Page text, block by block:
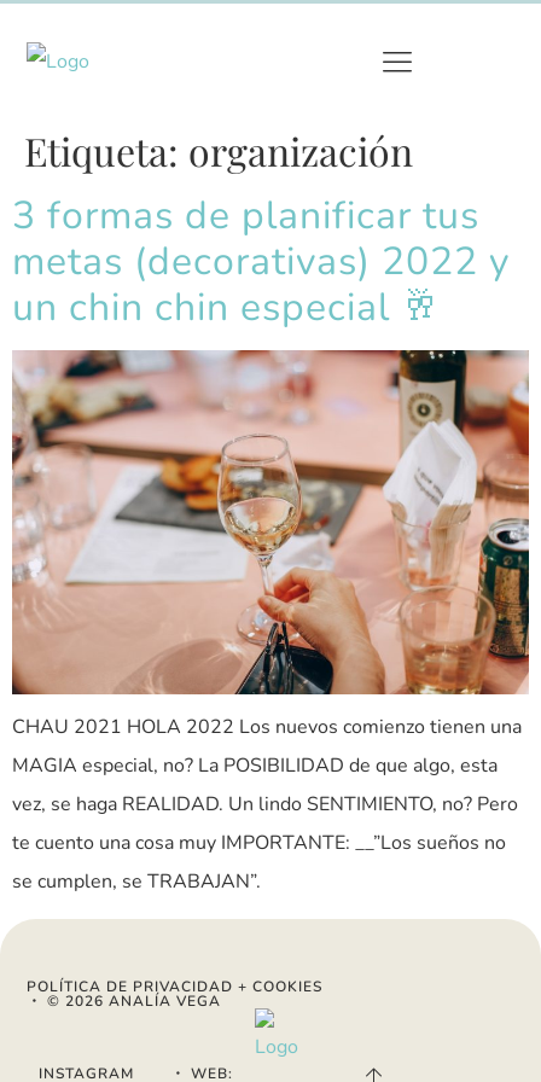
Etiqueta: organización
3 formas de planificar tus
metas (decorativas) 2022 y
un chin chin especial 🥂
CHAU 2021 HOLA 2022 Los nuevos comienzo tienen una
MAGIA especial, no? La POSIBILIDAD de que algo, esta
vez, se haga REALIDAD. Un lindo SENTIMIENTO, no? Pero
te cuento una cosa muy IMPORTANTE: __”Los sueños no
se cumplen, se TRABAJAN”.
POLÍTICA DE PRIVACIDAD + COOKIES
・ © 2026 ANALÍA VEGA
INSTAGRAM ・WEB: